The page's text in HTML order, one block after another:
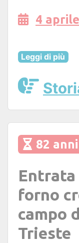
4
Leggi di più
82
forno
campo
Trieste